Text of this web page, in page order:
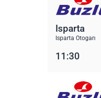
Isparta
Isparta Otogarı
11:30